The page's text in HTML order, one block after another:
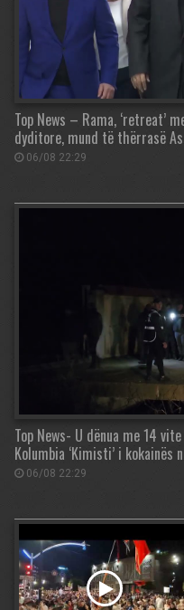
Top News – Rama, ‘retreat’
dyditore, mund të thërrasë
06/08 22:29
Top News- U dënua me 14
Kolumbia ‘Kimisti’ i kokainës
06/08 22:29